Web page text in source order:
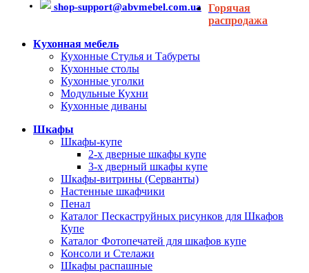
shop-support@abvmebel.com.ua
Горячая
распродажа
Кухонная мебель
Кухонные Стулья и Табуреты
Кухонные столы
Кухонные уголки
Модульные Кухни
Кухонные диваны
Шкафы
Шкафы-купе
2-х дверные шкафы купе
3-х дверный шкафы купе
Шкафы-витрины (Серванты)
Настенные шкафчики
Пенал
Каталог Пескаструйных рисунков для Шкафов
Купе
Каталог Фотопечатей для шкафов купе
Консоли и Стелажи
Шкафы распашные